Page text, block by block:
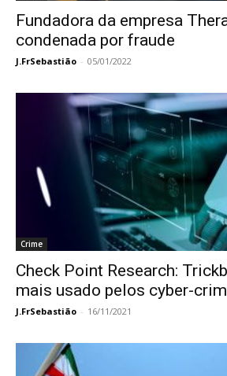
Fundadora da empresa
condenada por fraude
J.FrSebastião - 05/01/2022
Crime
Check Point Research:
mais usado pelos cyber-
J.FrSebastião - 16/11/2021